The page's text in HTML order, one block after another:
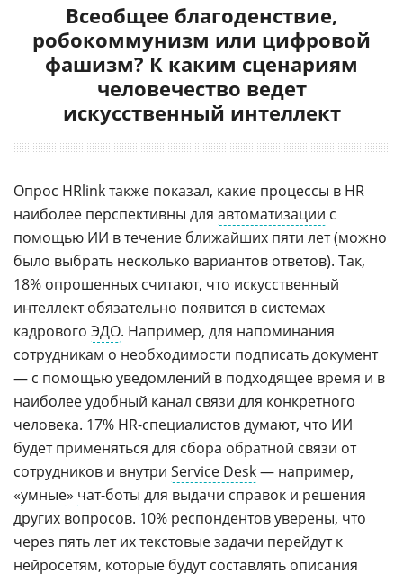
Всеобщее благоденствие,
робокоммунизм или цифровой
фашизм? К каким сценариям
человечество ведет
искусственный интеллект
Опрос HRlink также показал, какие процессы в HR
наиболее перспективны для автоматизации с
помощью ИИ в течение ближайших пяти лет (можно
было выбрать несколько вариантов ответов). Так,
18% опрошенных считают, что искусственный
интеллект обязательно появится в системах
кадрового ЭДО. Например, для напоминания
сотрудникам о необходимости подписать документ
— с помощьюуведомлений в подходящее время и в
наиболее удобный канал связи для конкретного
человека. 17% HR-специалистов думают, что ИИ
будет применяться для сбора обратной связи от
сотрудников и внутри Service Desk— например,
«умные» чат-боты для выдачи справок и решения
других вопросов. 10% респондентов уверены, что
через пять лет их текстовые задачи перейдут к
нейросетям, которые будут составлять описания